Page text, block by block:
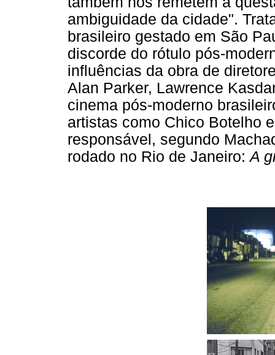
ambiguidade da cidade".
brasileiro gestado em São
discorde do rótulo pós-
influências da obra de
Alan Parker, Lawrence
cinema pós-moderno
artistas como Chico Botelho
responsável, segundo
rodado no Rio de Janeiro:A